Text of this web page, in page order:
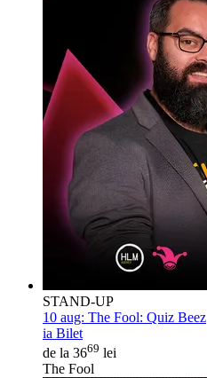
STAND-UP
10 aug: The Fool: Quiz Beez
ia Bilet
de la 3669 lei
The Fool